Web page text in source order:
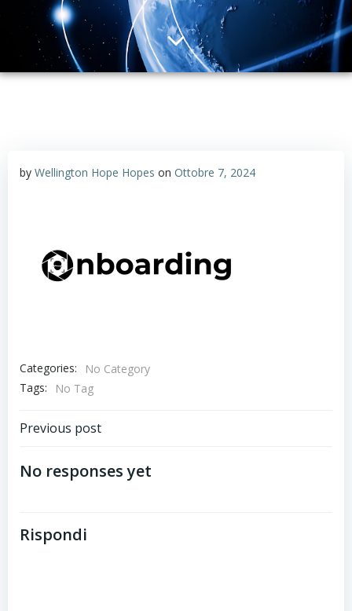
by Wellington Hope Hopes on Ottobre 7, 2024
Categories:
No Category
Tags:
No Tag
Post
navigation
Previous post
No responses yet
Rispondi